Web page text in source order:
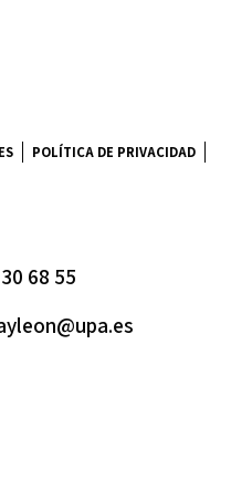
POLÍTICA DE PRIVACIDAD
68 55